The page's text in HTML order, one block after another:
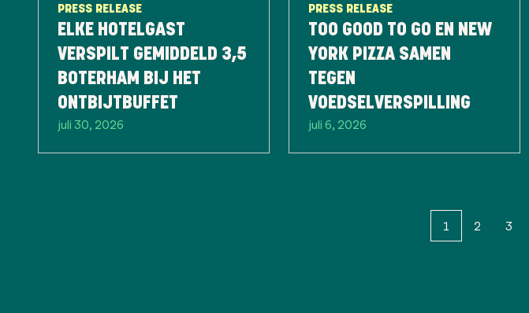
PRESS RELEASE
ELKE HOTELGAST
VERSPILT GEMIDDELD 3,5
BOTERHAM BIJ HET
ONTBIJTBUFFET
juli 30, 2026
PRESS RELEASE
TOO GOOD TO GO EN NEW
YORK PIZZA SAMEN
TEGEN
VOEDSELVERSPILLING
juli 6, 2026
1 2 3